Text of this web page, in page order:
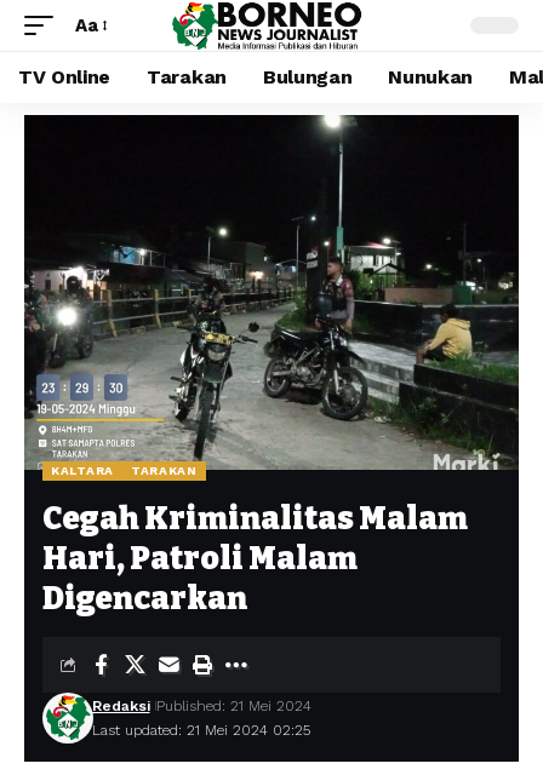
Aa
TV Online Tarakan Bulungan Nunukan
KALTARA TARAKAN
Cegah Kriminalitas Malam
Hari, Patroli Malam
Digencarkan
Last updated: 21 Mei 2024 02:25
Redaksi Published: 21 Mei 2024